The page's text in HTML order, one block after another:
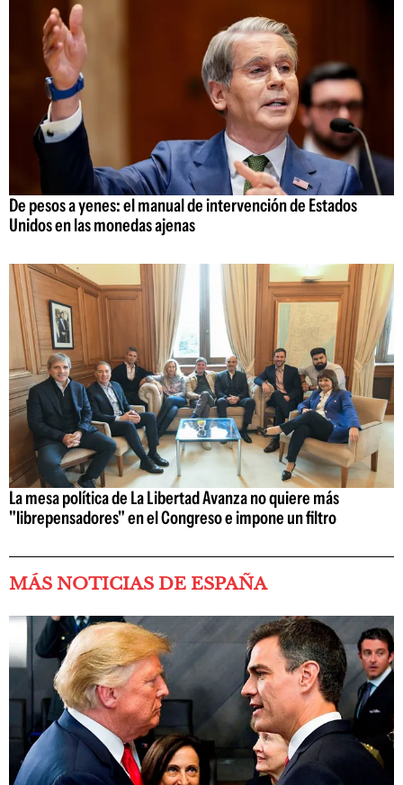
De pesos a yenes: el manual de intervención de Estados
Unidos en las monedas ajenas
La mesa política de La Libertad Avanza no quiere más
"librepensadores" en el Congreso e impone un filtro
MÁS NOTICIAS DE ESPAÑA